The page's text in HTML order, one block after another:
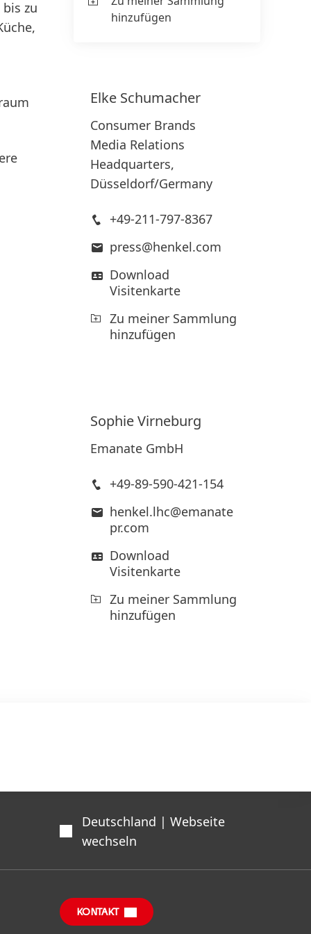
zu
hinzufügen
Elke Schumacher
Consumer Brands
Media Relations
Headquarters,
Düsseldorf/Germany
+49-211-797-8367
press@henkel.com
Download
Visitenkarte
Zu meiner Sammlung
hinzufügen
Sophie Virneburg
Emanate GmbH
+49-89-590-421-154
henkel.lhc@emanate
pr.com
Download
Visitenkarte
Zu meiner Sammlung
hinzufügen
Deutschland | Webseite
wechseln
KONTAKT